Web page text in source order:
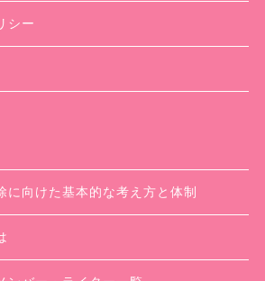
シー
に向けた基本的な考え方と体制